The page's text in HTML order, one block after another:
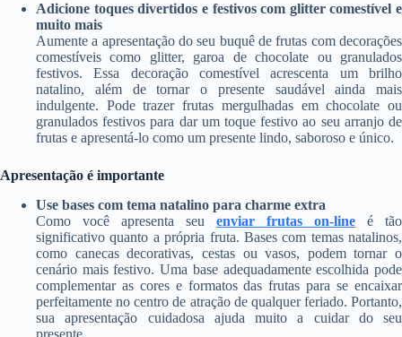
Adicione toques divertidos e festivos com glitter comestível e
muito mais
Aumente a apresentação do seu buquê de frutas com decorações
comestíveis como glitter, garoa de chocolate ou granulados
festivos. Essa decoração comestível acrescenta um brilho
natalino, além de tornar o presente saudável ainda mais
indulgente. Pode trazer frutas mergulhadas em chocolate ou
granulados festivos para dar um toque festivo ao seu arranjo de
frutas e apresentá-lo como um presente lindo, saboroso e único.
Apresentação é importante
Use bases com tema natalino para charme extra
Como você apresenta seu enviar frutas on-line é tão
significativo quanto a própria fruta. Bases com temas natalinos,
como canecas decorativas, cestas ou vasos, podem tornar o
cenário mais festivo. Uma base adequadamente escolhida pode
complementar as cores e formatos das frutas para se encaixar
perfeitamente no centro de atração de qualquer feriado. Portanto,
sua apresentação cuidadosa ajuda muito a cuidar do seu